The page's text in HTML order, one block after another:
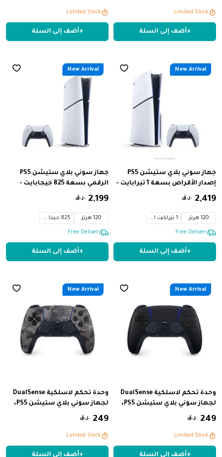
Limited Stock
+أضف إلى السلة
ومنفذ ‎WAN‎ واحد، تقنية
ضيوف، تحكم أبوي، تصميم قابل
Limited Stock
+أضف إلى السلة
New Arrival
جهاز سوني بلاي ستيشن PS5
إصدار الأقراص بسعة 1 تيرابايت -
نحيف
ر.ق. 2,419
120 هرتز 1 تيرابايت اس اس دي
Limited Stock
+أضف إلى السلة
New Arrival
جهاز سوني بلاي ستيشن PS5
الرقمي بسعة 825 جيجابايت -
قياسي نحيف
ر.ق. 2,199
120 هرتز 825 جيجا اس اس دي
Limited Stock
+أضف إلى السلة
New Arrival
وحدة تحكم لاسلكية DualSense
لجهاز سوني بلاي ستيشن PS5،
أسود
ر.ق. 249
Limited Stock
+أضف إلى السلة
New Arrival
وحدة تحكم لاسلكية DualSense
لجهاز سوني بلاي ستيشن PS5،
لون رمادي مموه
ر.ق. 249
Limited Stock
+أضف إلى السلة